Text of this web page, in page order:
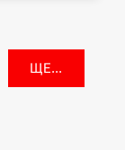
ЩЕ...